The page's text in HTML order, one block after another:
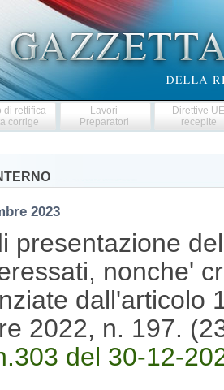
di rettifica
corrige
Lavori
Preparatori
Direttive
recepite
2023
presentazione
nonche'
dall'articolo
2022, n. 197.
del 30-12-